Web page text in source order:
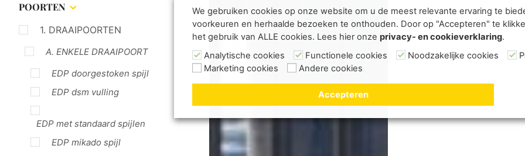
POORTEN
1. DRAAIPOORTEN
A. ENKELE DRAAIPOORT
EDP doorgestoken spijl
EDP dsm vulling
EDP met standaard spijlen
EDP mikado spijl
We gebruiken cookies op onze website om u de meest relevante ervaring te
voorkeuren en herhaalde bezoeken te onthouden. Door op "Accepteren" te
het gebruik van ALLE cookies. Lees hier onze privacy- en cookieverklaring.
Analytische cookies
Functionele cookies Noodzakelijke cookies
Marketing cookies
Andere cookies
Accepteren